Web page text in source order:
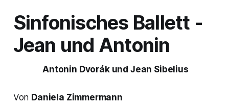
Sinfonisches Ballett -
Jean und Antonin
Antonin Dvorák und Jean Sibelius
Von Daniela Zimmermann